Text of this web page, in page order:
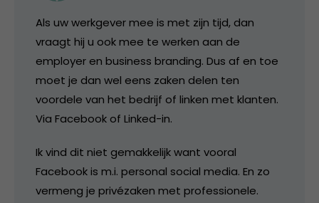
Als uw werkgever mee is met zijn tijd, dan
vraagt hij u ook mee te werken aan de
employer en business branding. Dus af en toe
moet je dan wel eens zaken delen ten
voordele van het bedrijf of linken met klanten.
Via Facebook of Linked-in.
Ik vind dit niet gemakkelijk want vooral
Facebook is m.i. personal social media. En zo
vermeng je privézaken met professionele.